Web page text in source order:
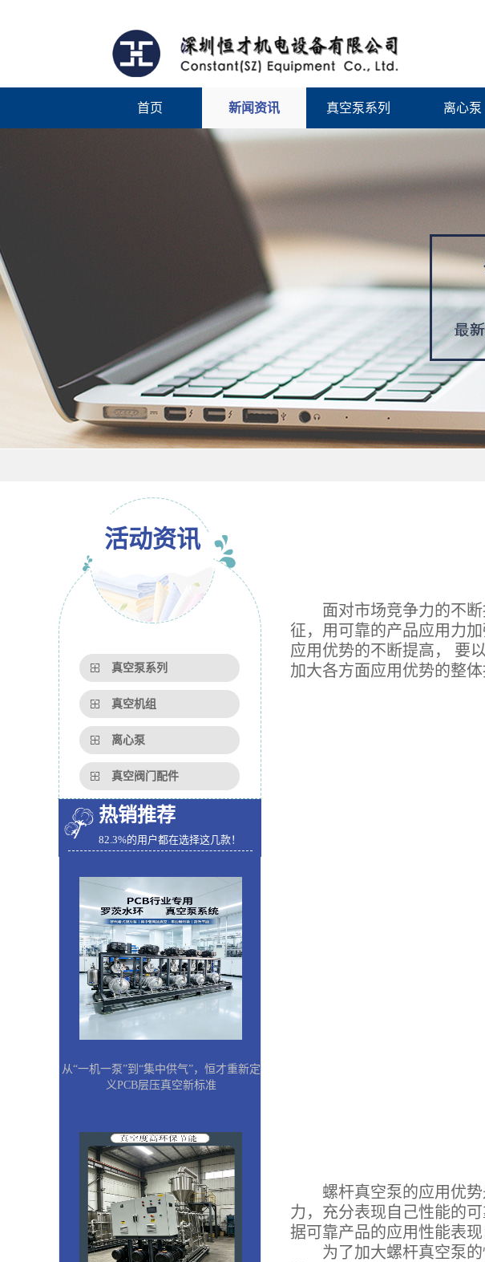
首页 新闻资讯 真空泵系列 离心泵
活动资讯
真空泵系列
真空机组
离心泵
真空阀门配件
热销推荐
82.3%的用户都在选择这几款！
从“一机一泵”到“集中供气”，恒才重新定
义PCB层压真空新标准
面对市场竞争力的不断
征，用可靠的产品应用力
应用优势的不断提高， 要
加大各方面应用优势的整体
螺杆真空泵的应用优势
力，充分表现自己性能的
据可靠产品的应用性能表
为了加大螺杆真空泵的